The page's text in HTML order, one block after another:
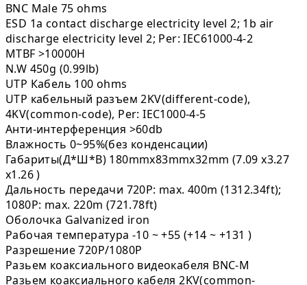
BNC Male 75 ohms
ESD 1a contact discharge electricity level 2; 1b air
discharge electricity level 2; Per: IEC61000-4-2
MTBF >10000H
N.W 450g (0.99lb)
UTP Кабель 100 ohms
UTP кабельный разъем 2KV(different-code),
4KV(common-code), Per: IEC1000-4-5
Анти-интерференция >60db
Влажность 0~95%(без конденсации)
Габариты(Д*Ш*В) 180mmx83mmx32mm (7.09 x3.27
x1.26 )
Дальность передачи 720P: max. 400m (1312.34ft);
1080P: max. 220m (721.78ft)
Оболочка Galvanized iron
Рабочая температура -10 ~ +55 (+14 ~ +131 )
Разрешение 720P/1080P
Разьем коаксиального видеокабеля BNC-M
Разьем коаксиального кабеля 2KV(common-